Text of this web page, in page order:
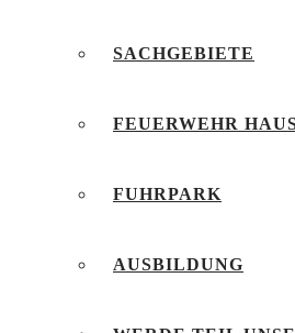
SACHGEBIETE
FEUERWEHR
FUHRPARK
AUSBILDUNG